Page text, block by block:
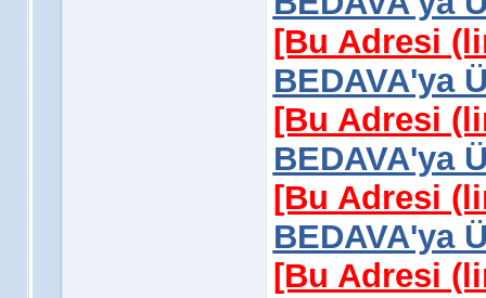
[Bu Adresi
BEDAVA'ya
[Bu Adresi
BEDAVA'ya
[Bu Adresi
BEDAVA'ya
[Bu Adresi